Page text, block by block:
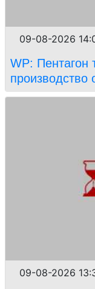
09-08-2026
WP: Пентагон
09-08-2026